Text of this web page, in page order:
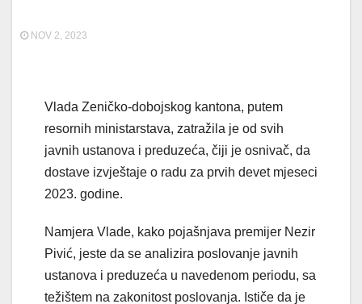
NOV 2, 2023
Vlada Zeničko-dobojskog kantona, putem
resornih ministarstava, zatražila je od svih
javnih ustanova i preduzeća, čiji je osnivač, da
dostave izvještaje o radu za prvih devet mjeseci
2023. godine.
Namjera Vlade, kako pojašnjava premijer Nezir
Pivić, jeste da se analizira poslovanje javnih
ustanova i preduzeća u navedenom periodu, sa
težištem na zakonitost poslovanja. Ističe da je